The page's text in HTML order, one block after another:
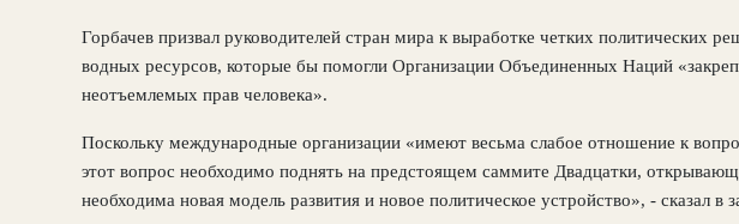
Горбачев призвал руководителей стран мира к выработке четких политических
водных ресурсов, которые бы помогли Организации Объединенных Наций
неотъемлемых прав человека».
Поскольку международные организации «имеют весьма слабое отношение к
этот вопрос необходимо поднять на предстоящем саммите Двадцатки,
необходима новая модель развития и новое политическое устройство», - сказал в